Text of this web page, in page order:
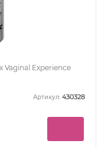
Vaginal Experience
Артикул: 430328